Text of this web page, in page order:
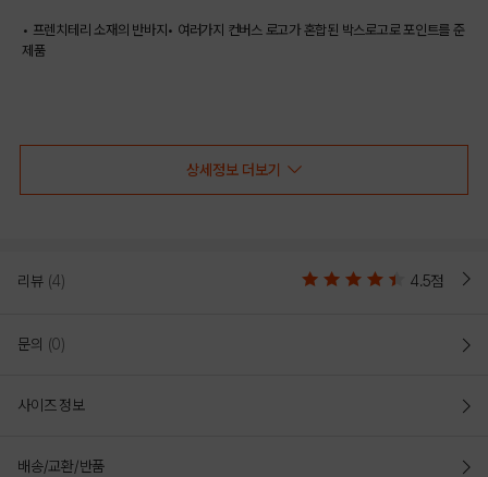
• 프렌치테리 소재의 반바지• 여러가지 컨버스 로고가 혼합된 박스로고로 포인트를 준
제품
상세정보 더보기
리뷰 (4) 4.5점
문의 (0)
사이즈 정보
배송/교환/반품